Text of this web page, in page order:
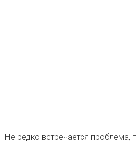
Не редко встречается проблема,